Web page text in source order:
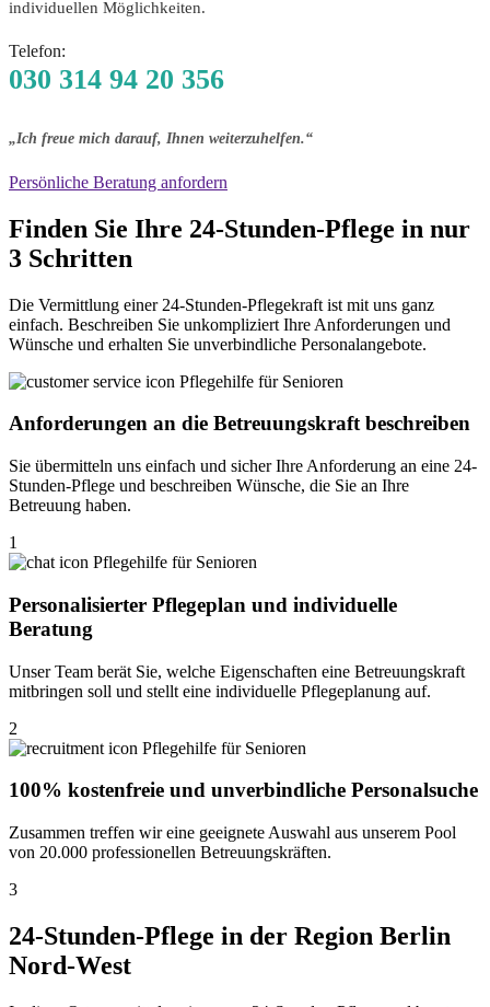
individuellen Möglichkeiten.
Telefon:
030 314 94 20 356
„Ich freue mich darauf, Ihnen weiterzuhelfen.“
Persönliche Beratung anfordern
Finden Sie Ihre 24-Stunden-Pflege in nur
3 Schritten
Die Vermittlung einer 24-Stunden-Pflegekraft ist mit uns ganz
einfach. Beschreiben Sie unkompliziert Ihre Anforderungen und
Wünsche und erhalten Sie unverbindliche Personalangebote.
Anforderungen an die Betreuungskraft beschreiben
Sie übermitteln uns einfach und sicher Ihre Anforderung an eine 24-
Stunden-Pflege und beschreiben Wünsche, die Sie an Ihre
Betreuung haben.
1
Personalisierter Pflegeplan und individuelle
Beratung
Unser Team berät Sie, welche Eigenschaften eine Betreuungskraft
mitbringen soll und stellt eine individuelle Pflegeplanung auf.
2
100% kostenfreie und unverbindliche Personalsuche
Zusammen treffen wir eine geeignete Auswahl aus unserem Pool
von 20.000 professionellen Betreuungskräften.
3
24-Stunden-Pflege in der Region Berlin
Nord-West